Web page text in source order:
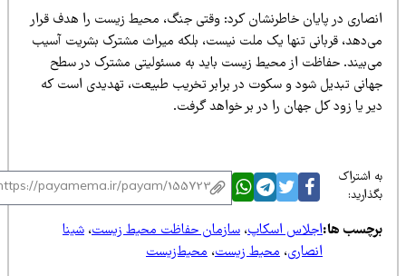
در پایان خاطرنشان کرد: وقتی جنگ، محیط زیست را هدف قرار
قربانی تنها یک ملت نیست، بلکه میراث مشترک بشریت آسیب
حفاظت از محیط زیست باید به مسئولیتی مشترک در سطح
تبدیل شود و سکوت در برابر تخریب طبیعت، تهدیدی است که
یا زود کل جهان را در بر خواهد گرفت.
اشتراک
ها:اجلاس اسکاپ،سازمان حفاظت محیط زیست،شینا
انصاری،محیط زیست،محیط‌زیست